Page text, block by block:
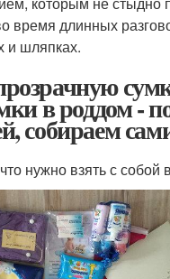
время длинных
и шляпках.
в роддом -
собираем
нужно взять с собой